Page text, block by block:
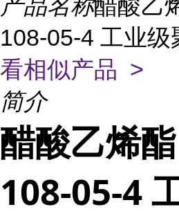
产品名称醋酸乙
108-05-4 工业级
看相似产品 >
简介
醋酸乙烯
108-05-4